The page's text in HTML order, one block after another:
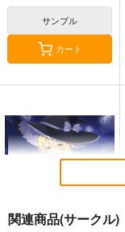
サンプル
カート
関連商品(サークル)